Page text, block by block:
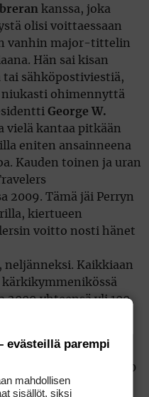
kanssa, joka
olisi voittaessaan
vanhin major-tittelin
Hän sai kisan
sähköpostiviestiä,
niukasti ohimennyttä
George W.
vielä kantaa pitkään
eniten ansainneena
Kauden toinen ja uran
2009. Tämä jäi Perryn
kiertueen
voitto nosti hänet
Kaikkiaan
2009 yhteensä yli 100
Ryder Cupin
pelannut J.B.
Täytettyään 50
”työmaaksi” on
evästeillä parempi
mahdollisen
sisällöt, siksi